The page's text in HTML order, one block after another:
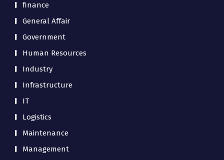
finance
General Affair
Government
Human Resources
Industry
Infrastructure
IT
Logistics
Maintenance
Management